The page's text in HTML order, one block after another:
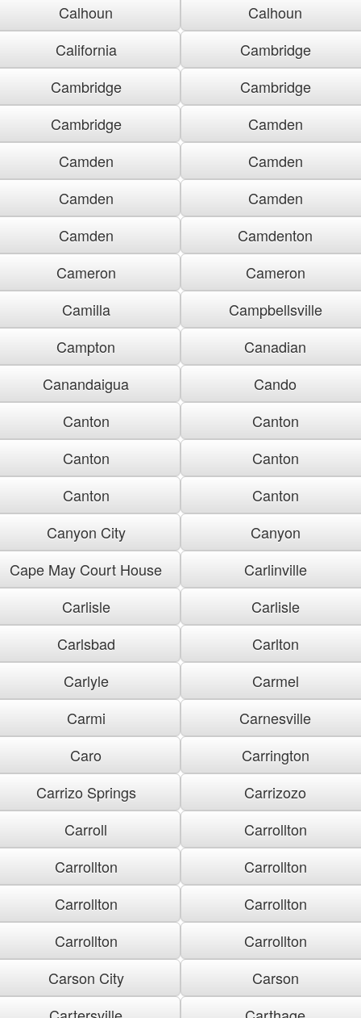
Calhoun
Calhoun
California
Cambridge
Cambridge
Cambridge
Cambridge
Camden
Camden
Camden
Camden
Camden
Camden
Camdenton
Cameron
Cameron
Camilla
Campbellsville
Campton
Canadian
Canandaigua
Cando
Canton
Canton
Canton
Canton
Canton
Canton
Canyon City
Canyon
Cape May Court House
Carlinville
Carlisle
Carlisle
Carlsbad
Carlton
Carlyle
Carmel
Carmi
Carnesville
Caro
Carrington
Carrizo Springs
Carrizozo
Carroll
Carrollton
Carrollton
Carrollton
Carrollton
Carrollton
Carrollton
Carrollton
Carson City
Carson